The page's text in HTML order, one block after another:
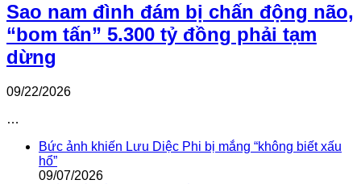
Sao nam đình đám bị chấn động não,
“bom tấn” 5.300 tỷ đồng phải tạm
dừng
09/22/2026
…
Bức ảnh khiến Lưu Diệc Phi bị mắng “không biết xấu
hổ”
09/07/2026